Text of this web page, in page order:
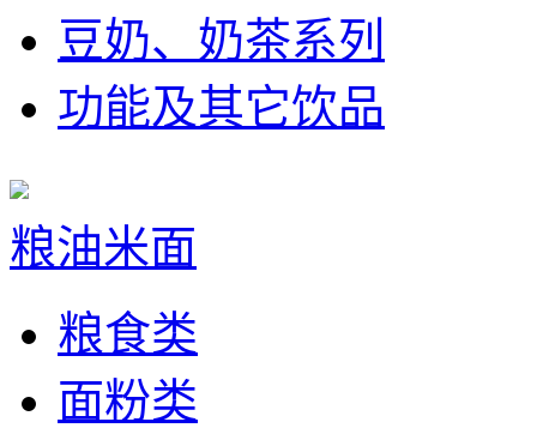
豆奶、奶茶系列
功能及其它饮品
粮油米面
粮食类
面粉类